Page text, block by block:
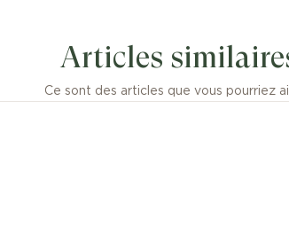
Articles
Ce sont des articles que vous pourriez